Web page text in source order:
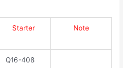
Starter Note
Q16-408